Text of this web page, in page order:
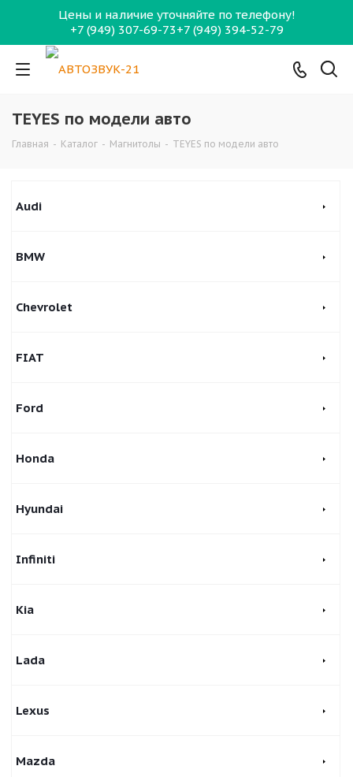
Цены и наличие уточняйте по телефону!
+7 (949) 307-69-73+7 (949) 394-52-79
TEYES по модели авто
Главная - Каталог - Магнитолы - TEYES по модели авто
Audi
BMW
Chevrolet
FIAT
Ford
Honda
Hyundai
Infiniti
Kia
Lada
Lexus
Mazda